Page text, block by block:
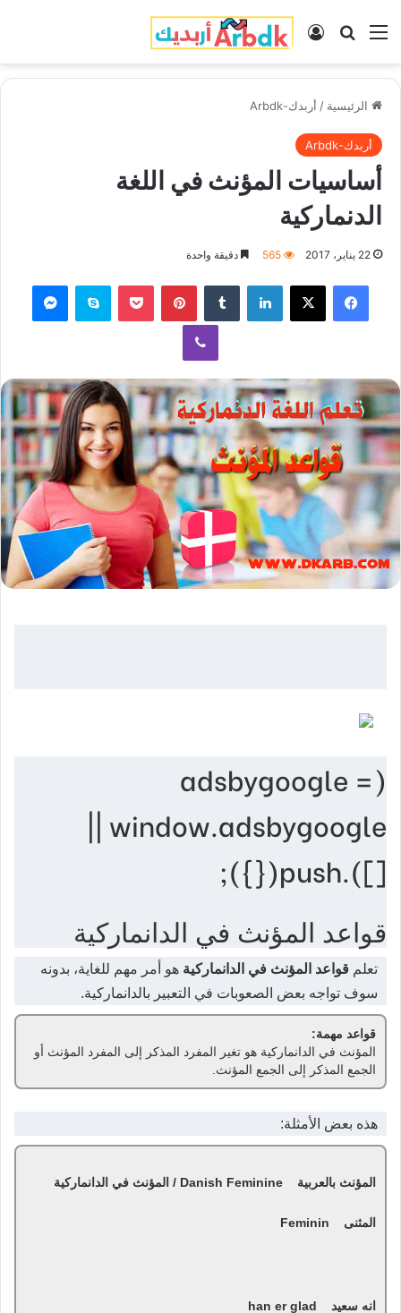
القائمة بحث عنتسجيل الدخول
الرئيسية / أربدك-Arbdk
أربدك-Arbdk
أساسيات المؤنث في اللغة
الدنماركية
22 يناير، 2017 565 دقيقة واحدة
فيسبوك لينكدإن بينتيريست سكايب
ڤايبر
(adsbygoogle =
window.adsbygoogle ||
[]).push({});
قواعد المؤنث في الدانماركية
تعلم قواعد المؤنث في الدانماركية هو أمر مهم للغاية، بدونه
سوف تواجه بعض الصعوبات في التعبير بالدانماركية.
قواعد مهمة:
المؤنث في الدانماركية هو تغير المفرد المذكر إلى المفرد المؤنث أو
الجمع المذكر إلى الجمع المؤنث.
هذه بعض الأمثلة:
المؤنث بالعربية Danish Feminine / المؤنث في الدانماركية
المثنى Feminin
انه سعيد han er glad